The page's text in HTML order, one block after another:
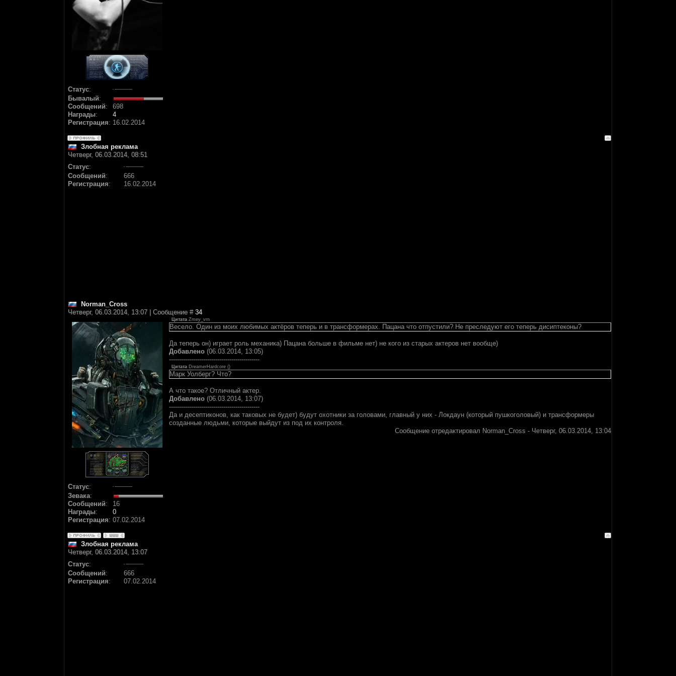
Статус:
Бывалый:
Сообщений:
698
Награды:
4
Регистрация: 16.02.2014
Злобная реклама
Четверг, 06.03.2014, 08:51
Статус:
Сообщений:
666
Регистрация: 16.02.2014
Norman_Cross
Четверг, 06.03.2014, 13:07 | Сообщение # 34
Статус:
Зевака:
Сообщений:
16
Награды:
0
Регистрация: 07.02.2014
Цитата Zmey_vrn
Весело. Один из моих любимых актёров теперь и в трансформерах. Пацана что отпустили? Не преследуют его теперь дисиптеконы?
Да теперь он) играет роль механика) Пацана больше в фильме нет) не кого из старых актеров нет вообще)
Добавлено (06.03.2014, 13:05)
---------------------------------------------
Цитата DreamerHardcore ()
Марк Уолберг? Что?
А что такое? Отличный актер.
Добавлено (06.03.2014, 13:07)
---------------------------------------------
Да и десептиконов, как таковых не будет) будут охотники за головами, главный у них - Локдаун (который пушкоголовый) и трансформеры
созданные людьми, которые выйдут из под их контроля.
Сообщение отредактировал Norman_Cross - Четверг, 06.03.2014, 13:04
Злобная реклама
Четверг, 06.03.2014, 13:07
Статус:
Сообщений:
666
Регистрация: 07.02.2014